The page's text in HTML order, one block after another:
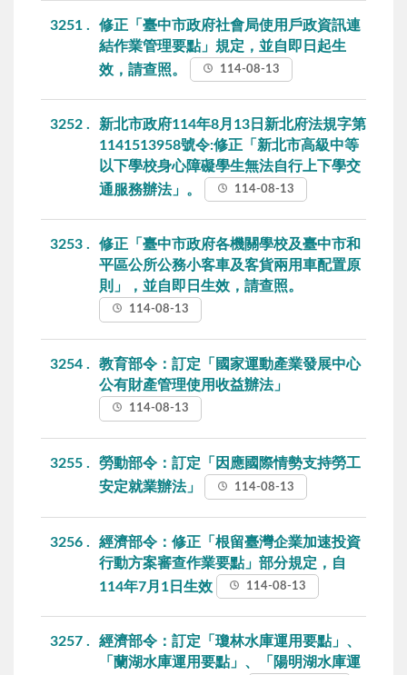
3251
修正「臺中市政府社會局使用戶政資訊連
結作業管理要點」規定，並自即日起生
效，請查照。
114-08-13
3252
新北市政府114年8月13日新北府法規字第
1141513958號令:修正「新北市高級中等
以下學校身心障礙學生無法自行上下學交
通服務辦法」。
114-08-13
3253
修正「臺中市政府各機關學校及臺中市和
平區公所公務小客車及客貨兩用車配置原
則」，並自即日生效，請查照。
114-08-13
3254
教育部令：訂定「國家運動產業發展中心
公有財產管理使用收益辦法」
114-08-13
3255
勞動部令：訂定「因應國際情勢支持勞工
安定就業辦法」
114-08-13
3256
經濟部令：修正「根留臺灣企業加速投資
行動方案審查作業要點」部分規定，自
114年7月1日生效
114-08-13
3257
經濟部令：訂定「瓊林水庫運用要點」、
「蘭湖水庫運用要點」、「陽明湖水庫運